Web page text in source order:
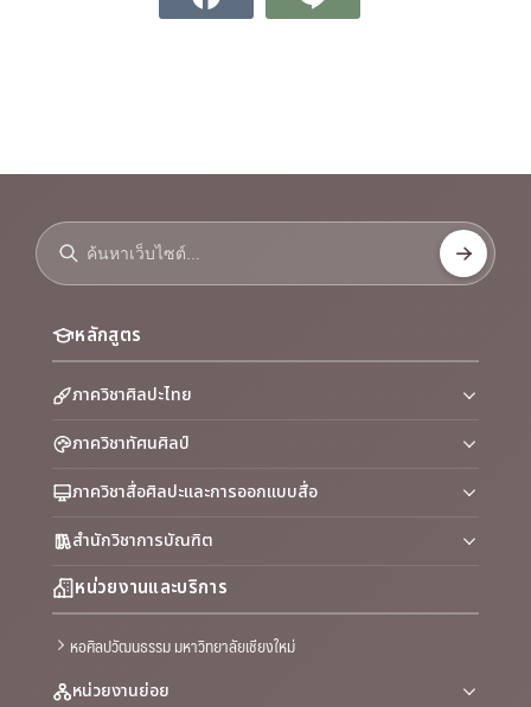
หลักสูตร
ภาควิชาศิลปะไทย
ภาควิชาทัศนศิลป์
ภาควิชาสื่อศิลปะและการออกแบบสื่อ
สำนักวิชาการบัณฑิต
หน่วยงานและบริการ
หอศิลปวัฒนธรรม มหาวิทยาลัยเชียงใหม่
หน่วยงานย่อย